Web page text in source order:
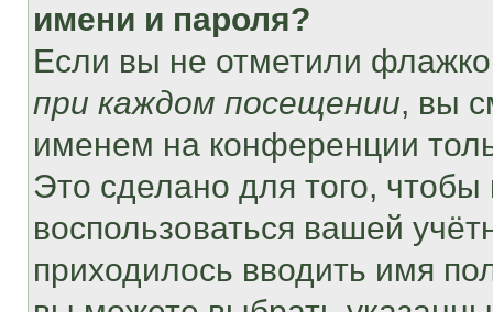
имени и пароля?
Если вы не отметили
при каждом посещении, вы
именем на конференции
Это сделано для того, чтобы
воспользоваться вашей
приходилось вводить имя